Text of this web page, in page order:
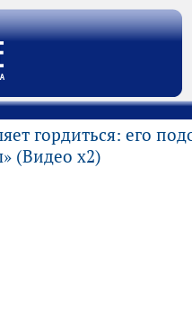
гордиться: его
(Видео х2)